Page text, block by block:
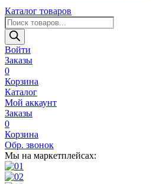
Каталог товаров
Поиск
товаров
Войти
Заказы
0
Корзина
Каталог
Мой аккаунт
Заказы
0
Корзина
Обр. звонок
Мы на маркетплейсах: